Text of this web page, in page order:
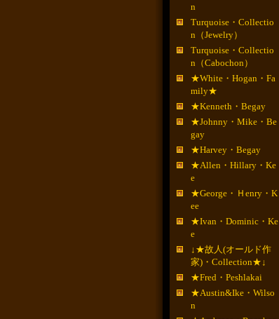
n
Turquoise・Collectio
n（Jewelry）
Turquoise・Collectio
n（Cabochon）
★White・Hogan・Fa
mily★
★Kenneth・Begay
★Johnny・Mike・Be
gay
★Harvey・Begay
★Allen・Hillary・Ke
e
★George・Ｈenry・K
ee
★Ivan・Dominic・Ke
e
↓★故人(オールド作
家)・Collection★↓
★Fred・Peshlakai
★Austin&Ike・Wilso
n